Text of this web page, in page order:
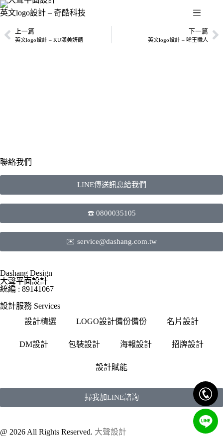
英文logo設計 – 奇酷科技
上一篇
英文logo設計 – KU漾美妍館
下一篇
英文logo設計 – 哞王職人
聯絡我們
LINE傳送訊息給我們
☎️ 0800035105
✉️ service@dashang.com.tw
Dashang Design
大聲平面設計
統編 : 89141067
設計服務 Services
設計精選
LOGO設計備份備份 名片設計
DM設計 包裝設計 海報設計 招牌設計
設計賦能
掃我加LINE諮詢
@ 2026 All Rights Reserved. 大聲設計